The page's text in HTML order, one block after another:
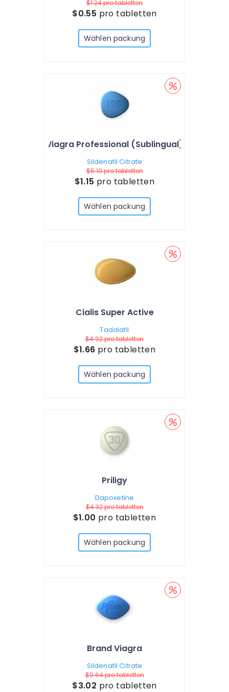
$1.24pro tabletten
$0.55 pro tabletten
Wählen packung
Viagra Professional (Sublingual)
Sildenafil Citrate
$5.19pro tabletten
$1.15 pro tabletten
Wählen packung
Cialis Super Active
Tadalafil
$4.92pro tabletten
$1.66 pro tabletten
Wählen packung
Priligy
Dapoxetine
$4.32pro tabletten
$1.00 pro tabletten
Wählen packung
Brand Viagra
Sildenafil Citrate
$9.64pro tabletten
$3.02 pro tabletten